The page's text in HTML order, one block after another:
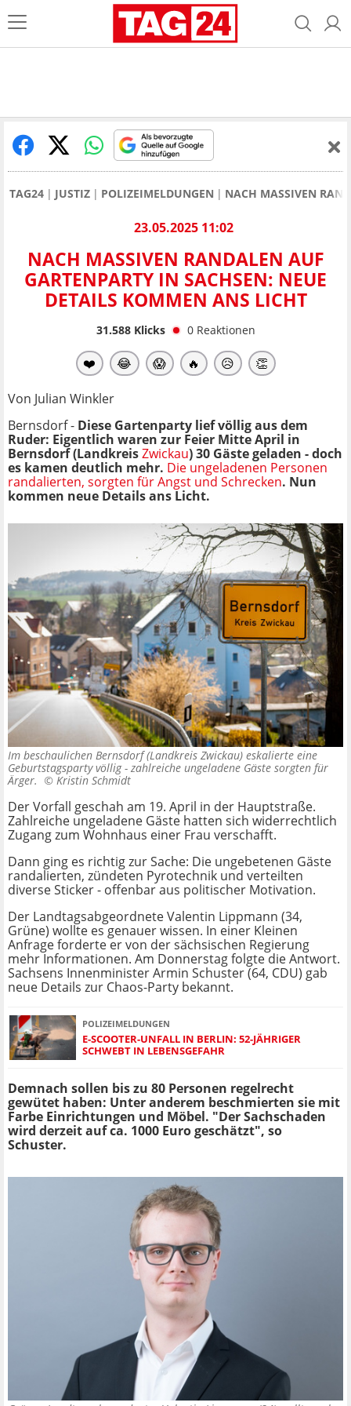
TAG24 JUSTIZ POLIZEIMELDUNGEN NACH MASSIVEN
23.05.2025 11:02
NACH MASSIVEN RANDALEN AUF
GARTENPARTY IN SACHSEN: NEUE
DETAILS KOMMEN ANS LICHT
31.588Klicks 0 Reaktionen
❤️ 😂 😱 🔥 😥 👏
Von Julian Winkler
Bernsdorf - Diese Gartenparty lief völlig aus dem
Ruder: Eigentlich waren zur Feier Mitte April in
Bernsdorf (LandkreisZwickau) 30 Gäste geladen - doch
es kamen deutlich mehr. Die ungeladenen Personen
randalierten, sorgten für Angst und Schrecken. Nun
kommen neue Details ans Licht.
Im beschaulichen Bernsdorf (Landkreis Zwickau) eskalierte eine
Geburtstagsparty völlig - zahlreiche ungeladene Gäste sorgten für
Ärger. © Kristin Schmidt
Der Vorfall geschah am 19. April in der Hauptstraße.
Zahlreiche ungeladene Gäste hatten sich widerrechtlich
Zugang zum Wohnhaus einer Frau verschafft.
Dann ging es richtig zur Sache: Die ungebetenen Gäste
randalierten, zündeten Pyrotechnik und verteilten
diverse Sticker - offenbar aus politischer Motivation.
Der Landtagsabgeordnete Valentin Lippmann (34,
Grüne) wollte es genauer wissen. In einer Kleinen
Anfrage forderte er von der sächsischen Regierung
mehr Informationen. Am Donnerstag folgte die Antwort.
Sachsens Innenminister Armin Schuster (64, CDU) gab
neue Details zur Chaos-Party bekannt.
POLIZEIMELDUNGEN
E-SCOOTER-UNFALL IN BERLIN: 52-JÄHRIGER
SCHWEBT IN LEBENSGEFAHR
Demnach sollen bis zu 80 Personen regelrecht
gewütet haben: Unter anderem beschmierten sie mit
Farbe Einrichtungen und Möbel. "Der Sachschaden
wird derzeit auf ca. 1000 Euro geschätzt", so
Schuster.